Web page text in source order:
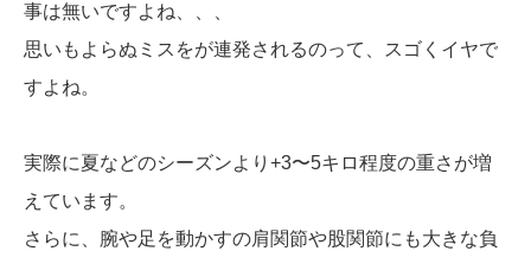
事は無いですよね、、、
思いもよらぬミスをが連発されるのって、スゴくイヤで
すよね。
実際に夏などのシーズンより+3〜5キロ程度の重さが増
えています。
さらに、腕や足を動かすの肩関節や股関節にも大きな負